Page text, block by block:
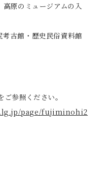
原のミュージアムの入
古館・歴史民俗資料館
参照ください。
page/fujiminohi2